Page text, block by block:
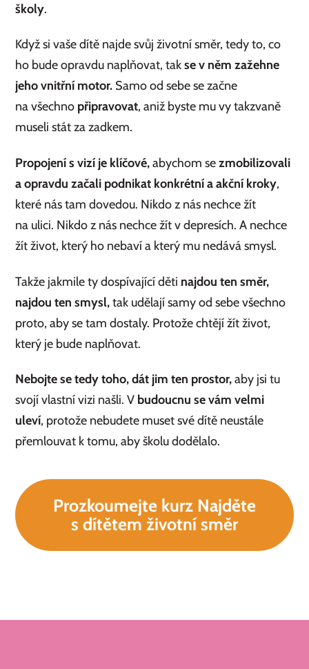
školy.
Když si vaše dítě najde svůj životní směr, tedy to, co
ho bude opravdu naplňovat, takse v něm zažehne
jeho vnitřní motor. Samo od sebe se začne
na všechno připravovat, aniž byste mu vy takzvaně
museli stát za zadkem.
Propojení s vizí je klíčové,abychom sezmobilizovali
a opravdu začali podnikat konkrétní a akční kroky,
které nás tam dovedou. Nikdo z nás nechce žít
na ulici. Nikdo z nás nechce žít v depresích. A nechce
žít život, který ho nebaví a který mu nedává smysl.
Takže jakmile ty dospívající děti najdou ten směr,
najdou ten smysl,tak udělají samy od sebe všechno
proto, aby se tam dostaly. Protože chtějí žít život,
který je bude naplňovat.
Nebojte se tedy toho, dát jim ten prostor,aby jsi tu
svojí vlastní vizi našli. V budoucnu se vám velmi
uleví, protože nebudete muset své dítě neustále
přemlouvat k tomu, aby školu dodělalo.
Prozkoumejte kurz Najděte
s dítětem životní směr